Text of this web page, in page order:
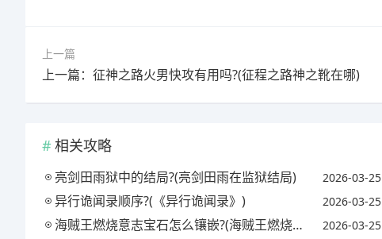
上一篇
上一篇：征神之路火男快攻有用吗?(征程之路神之靴在哪)
相关攻略
亮剑田雨狱中的结局?(亮剑田雨在监狱结局) 2026-03-25
异行诡闻录顺序?(《异行诡闻录》) 2026-03-25
海贼王燃烧意志宝石怎么镶嵌?(海贼王燃烧意志宝石镶嵌攻略) 2026-03-25